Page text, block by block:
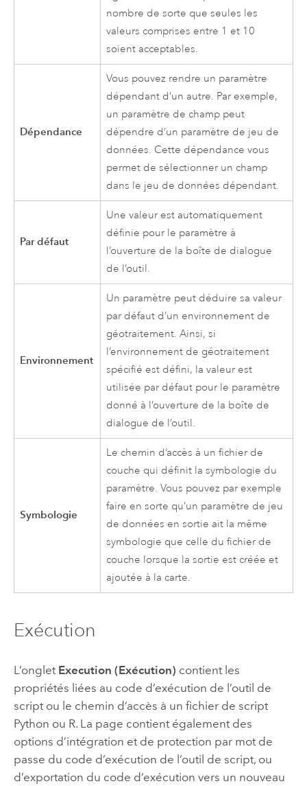
nombre de sorte que seules les
valeurs comprises entre 1 et 10
soient acceptables.
Dépendance
Vous pouvez rendre un paramètre
dépendant d’un autre. Par exemple,
un paramètre de champ peut
dépendre d’un paramètre de jeu de
données. Cette dépendance vous
permet de sélectionner un champ
dans le jeu de données dépendant.
Par défaut
Une valeur est automatiquement
définie pour le paramètre à
l’ouverture de la boîte de dialogue
de l’outil.
Environnement
Un paramètre peut déduire sa valeur
par défaut d’un environnement de
géotraitement. Ainsi, si
l’environnement de géotraitement
spécifié est défini, la valeur est
utilisée par défaut pour le paramètre
donné à l’ouverture de la boîte de
dialogue de l’outil.
Symbologie
Le chemin d’accès à un fichier de
couche qui définit la symbologie du
paramètre. Vous pouvez par exemple
faire en sorte qu’un paramètre de jeu
de données en sortie ait la même
symbologie que celle du fichier de
couche lorsque la sortie est créée et
ajoutée à la carte.
Exécution
L’onglet Execution (Exécution) contient les
propriétés liées au code d’exécution de l’outil de
script ou le chemin d’accès à un fichier de script
Python ou R. La page contient également des
options d’intégration et de protection par mot de
passe du code d’exécution de l’outil de script, ou
d’exportation du code d’exécution vers un nouveau